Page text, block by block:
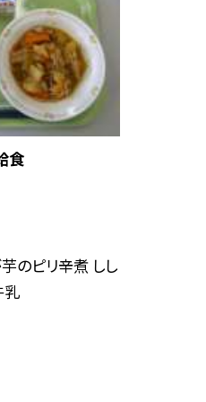
食
のピリ辛煮 しし
乳